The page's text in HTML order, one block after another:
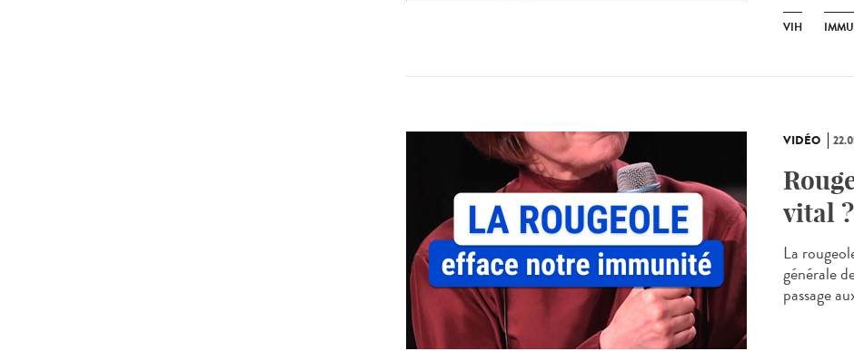
VIH
VIDÉO
vital ?
La
générale
passage